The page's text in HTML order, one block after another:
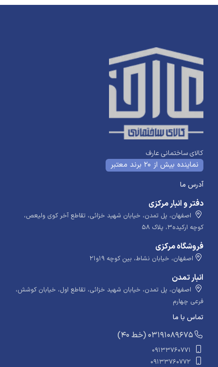
کالای ساختمانی عارف
نماینده بیش از 20 برند معتبر
آدرس ما
دفتر و انبار مرکزی
اصفهان، پل تمدن، خیابان شهید خزائی، تقاطع آخر کوی ولیعص،
کوچه ارکیده۳، پلاک ۵۸
فروشگاه مرکزی
اصفهان، خیابان نشاط، بین کوچه ۱۹و۲۱
انبار تمدن
اصفهان، پل تمدن، خیابان شهید خزائی، تقاطع اول، خیابان کوشش،
فرعی چهارم
تماس با ما
​​​ (40 خط) 03191089675
09133760771
09133760772